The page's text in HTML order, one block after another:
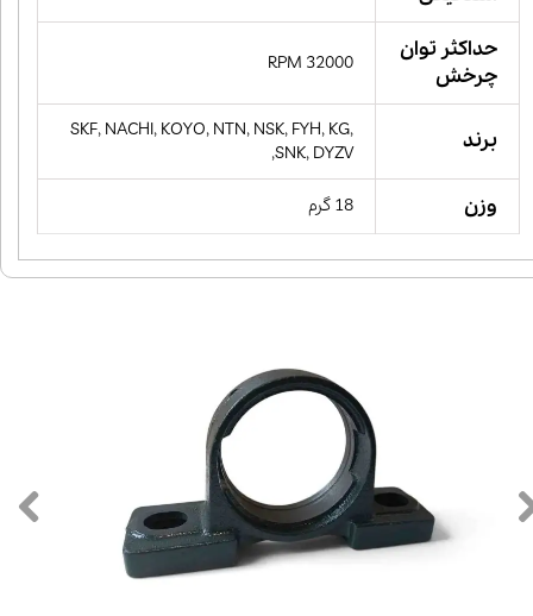
حداکثر توان
چرخش
32000 RPM
برند
SKF, NACHI, KOYO, NTN, NSK, FYH, KG,
SNK, DYZV,
وزن 18 گرم